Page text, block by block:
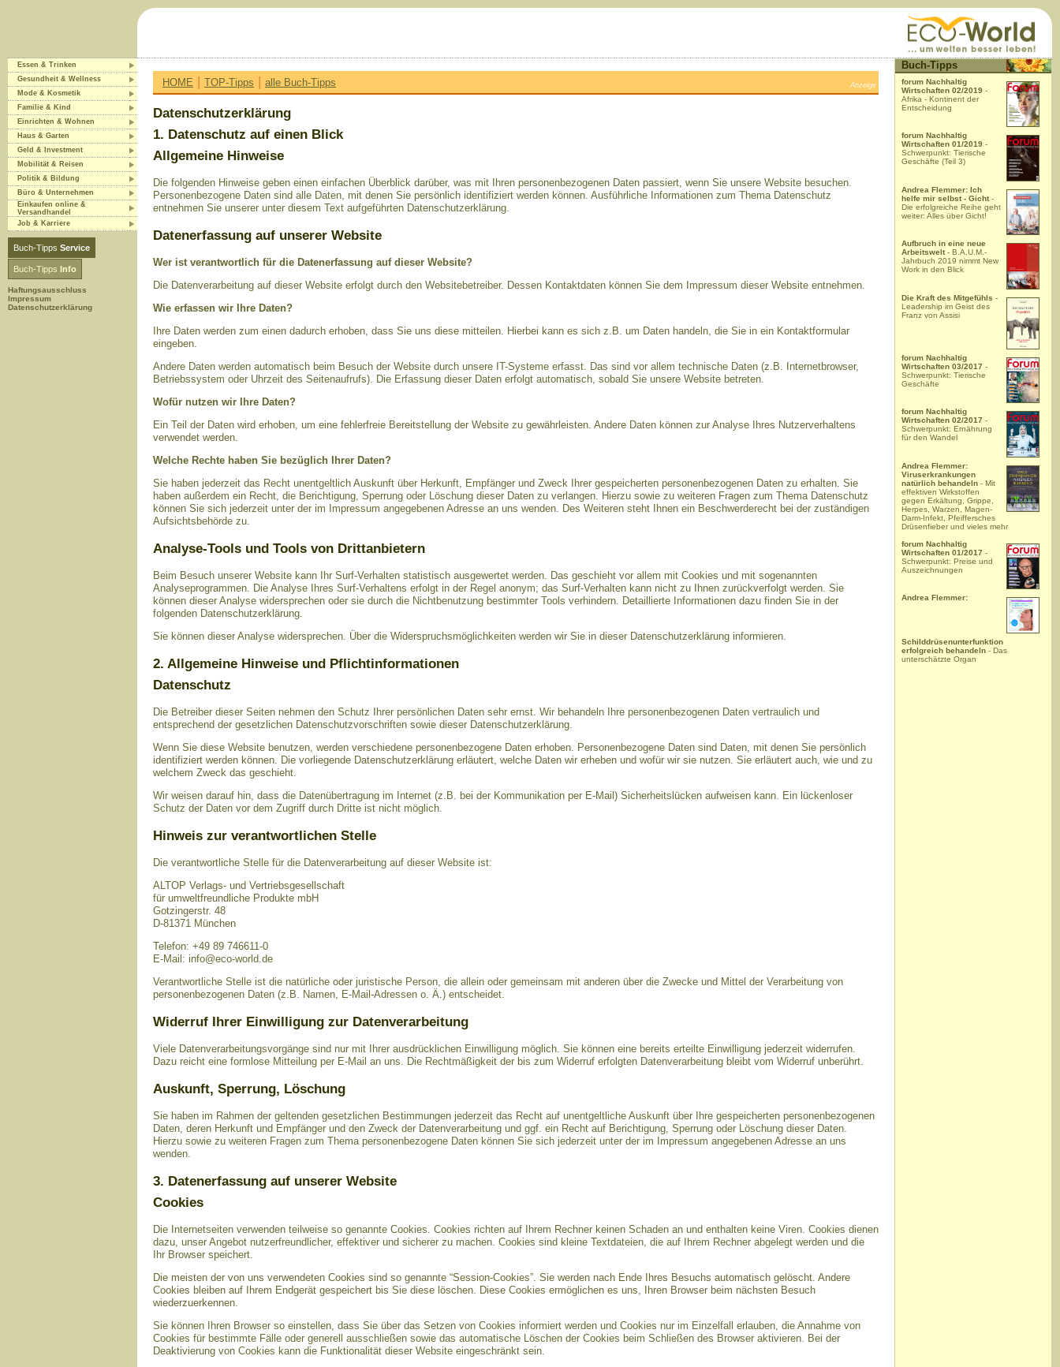
Essen & Trinken
Gesundheit & Wellness
Mode & Kosmetik
Familie & Kind
Einrichten & Wohnen
Haus & Garten
Geld & Investment
Mobilität & Reisen
Politik & Bildung
Büro & Unternehmen
Einkaufen online &
Versandhandel
Job & Karriere
Buch-Tipps Service
Buch-Tipps Info
Haftungsausschluss
Impressum
Datenschutzerklärung
HOME | TOP-Tipps | alle Buch-Tipps Anzeige
Datenschutzerklärung
1. Datenschutz auf einen Blick
Allgemeine Hinweise
Die folgenden Hinweise geben einen einfachen Überblick darüber, was mit Ihren personenbezogenen Daten passiert, wenn Sie unsere Website besuchen.
Personenbezogene Daten sind alle Daten, mit denen Sie persönlich identifiziert werden können. Ausführliche Informationen zum Thema Datenschutz
entnehmen Sie unserer unter diesem Text aufgeführten Datenschutzerklärung.
Datenerfassung auf unserer Website
Wer ist verantwortlich für die Datenerfassung auf dieser Website?
Die Datenverarbeitung auf dieser Website erfolgt durch den Websitebetreiber. Dessen Kontaktdaten können Sie dem Impressum dieser Website entnehmen.
Wie erfassen wir Ihre Daten?
Ihre Daten werden zum einen dadurch erhoben, dass Sie uns diese mitteilen. Hierbei kann es sich z.B. um Daten handeln, die Sie in ein Kontaktformular
eingeben.
Andere Daten werden automatisch beim Besuch der Website durch unsere IT-Systeme erfasst. Das sind vor allem technische Daten (z.B. Internetbrowser,
Betriebssystem oder Uhrzeit des Seitenaufrufs). Die Erfassung dieser Daten erfolgt automatisch, sobald Sie unsere Website betreten.
Wofür nutzen wir Ihre Daten?
Ein Teil der Daten wird erhoben, um eine fehlerfreie Bereitstellung der Website zu gewährleisten. Andere Daten können zur Analyse Ihres Nutzerverhaltens
verwendet werden.
Welche Rechte haben Sie bezüglich Ihrer Daten?
Sie haben jederzeit das Recht unentgeltlich Auskunft über Herkunft, Empfänger und Zweck Ihrer gespeicherten personenbezogenen Daten zu erhalten. Sie
haben außerdem ein Recht, die Berichtigung, Sperrung oder Löschung dieser Daten zu verlangen. Hierzu sowie zu weiteren Fragen zum Thema Datenschutz
können Sie sich jederzeit unter der im Impressum angegebenen Adresse an uns wenden. Des Weiteren steht Ihnen ein Beschwerderecht bei der zuständigen
Aufsichtsbehörde zu.
Analyse-Tools und Tools von Drittanbietern
Beim Besuch unserer Website kann Ihr Surf-Verhalten statistisch ausgewertet werden. Das geschieht vor allem mit Cookies und mit sogenannten
Analyseprogrammen. Die Analyse Ihres Surf-Verhaltens erfolgt in der Regel anonym; das Surf-Verhalten kann nicht zu Ihnen zurückverfolgt werden. Sie
können dieser Analyse widersprechen oder sie durch die Nichtbenutzung bestimmter Tools verhindern. Detaillierte Informationen dazu finden Sie in der
folgenden Datenschutzerklärung.
Sie können dieser Analyse widersprechen. Über die Widerspruchsmöglichkeiten werden wir Sie in dieser Datenschutzerklärung informieren.
2. Allgemeine Hinweise und Pflichtinformationen
Datenschutz
Die Betreiber dieser Seiten nehmen den Schutz Ihrer persönlichen Daten sehr ernst. Wir behandeln Ihre personenbezogenen Daten vertraulich und
entsprechend der gesetzlichen Datenschutzvorschriften sowie dieser Datenschutzerklärung.
Wenn Sie diese Website benutzen, werden verschiedene personenbezogene Daten erhoben. Personenbezogene Daten sind Daten, mit denen Sie persönlich
identifiziert werden können. Die vorliegende Datenschutzerklärung erläutert, welche Daten wir erheben und wofür wir sie nutzen. Sie erläutert auch, wie und zu
welchem Zweck das geschieht.
Wir weisen darauf hin, dass die Datenübertragung im Internet (z.B. bei der Kommunikation per E-Mail) Sicherheitslücken aufweisen kann. Ein lückenloser
Schutz der Daten vor dem Zugriff durch Dritte ist nicht möglich.
Hinweis zur verantwortlichen Stelle
Die verantwortliche Stelle für die Datenverarbeitung auf dieser Website ist:
ALTOP Verlags- und Vertriebsgesellschaft
für umweltfreundliche Produkte mbH
Gotzingerstr. 48
D-81371 München
Telefon: +49 89 746611-0
E-Mail: info@eco-world.de
Verantwortliche Stelle ist die natürliche oder juristische Person, die allein oder gemeinsam mit anderen über die Zwecke und Mittel der Verarbeitung von
personenbezogenen Daten (z.B. Namen, E-Mail-Adressen o. Ä.) entscheidet.
Widerruf Ihrer Einwilligung zur Datenverarbeitung
Viele Datenverarbeitungsvorgänge sind nur mit Ihrer ausdrücklichen Einwilligung möglich. Sie können eine bereits erteilte Einwilligung jederzeit widerrufen.
Dazu reicht eine formlose Mitteilung per E-Mail an uns. Die Rechtmäßigkeit der bis zum Widerruf erfolgten Datenverarbeitung bleibt vom Widerruf unberührt.
Auskunft, Sperrung, Löschung
Sie haben im Rahmen der geltenden gesetzlichen Bestimmungen jederzeit das Recht auf unentgeltliche Auskunft über Ihre gespeicherten personenbezogenen
Daten, deren Herkunft und Empfänger und den Zweck der Datenverarbeitung und ggf. ein Recht auf Berichtigung, Sperrung oder Löschung dieser Daten.
Hierzu sowie zu weiteren Fragen zum Thema personenbezogene Daten können Sie sich jederzeit unter der im Impressum angegebenen Adresse an uns
wenden.
3. Datenerfassung auf unserer Website
Cookies
Die Internetseiten verwenden teilweise so genannte Cookies. Cookies richten auf Ihrem Rechner keinen Schaden an und enthalten keine Viren. Cookies dienen
dazu, unser Angebot nutzerfreundlicher, effektiver und sicherer zu machen. Cookies sind kleine Textdateien, die auf Ihrem Rechner abgelegt werden und die
Ihr Browser speichert.
Die meisten der von uns verwendeten Cookies sind so genannte “Session-Cookies”. Sie werden nach Ende Ihres Besuchs automatisch gelöscht. Andere
Cookies bleiben auf Ihrem Endgerät gespeichert bis Sie diese löschen. Diese Cookies ermöglichen es uns, Ihren Browser beim nächsten Besuch
wiederzuerkennen.
Sie können Ihren Browser so einstellen, dass Sie über das Setzen von Cookies informiert werden und Cookies nur im Einzelfall erlauben, die Annahme von
Cookies für bestimmte Fälle oder generell ausschließen sowie das automatische Löschen der Cookies beim Schließen des Browser aktivieren. Bei der
Deaktivierung von Cookies kann die Funktionalität dieser Website eingeschränkt sein.
Buch-Tipps
forum Nachhaltig
Wirtschaften 02/2019 -
Afrika - Kontinent der
Entscheidung
forum Nachhaltig
Wirtschaften 01/2019 -
Schwerpunkt: Tierische
Geschäfte (Teil 3)
Andrea Flemmer: Ich
helfe mir selbst - Gicht -
Die erfolgreiche Reihe geht
weiter: Alles über Gicht!
Aufbruch in eine neue
Arbeitswelt - B.A.U.M.-
Jahrbuch 2019 nimmt New
Work in den Blick
Die Kraft des Mitgefühls -
Leadership im Geist des
Franz von Assisi
forum Nachhaltig
Wirtschaften 03/2017 -
Schwerpunkt: Tierische
Geschäfte
forum Nachhaltig
Wirtschaften 02/2017 -
Schwerpunkt: Ernährung
für den Wandel
Andrea Flemmer:
Viruserkrankungen
natürlich behandeln - Mit
effektiven Wirkstoffen
gegen Erkältung, Grippe,
Herpes, Warzen, Magen-
Darm-Infekt, Pfeiffersches
Drüsenfieber und vieles mehr
forum Nachhaltig
Wirtschaften 01/2017 -
Schwerpunkt: Preise und
Auszeichnungen
Andrea Flemmer:
Schilddrüsenunterfunktion
erfolgreich behandeln - Das
unterschätzte Organ